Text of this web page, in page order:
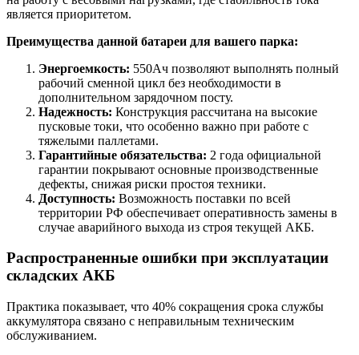
является приоритетом.
Преимущества данной батареи для вашего парка:
Энергоемкость: 550Ач позволяют выполнять полный
рабочий сменной цикл без необходимости в
дополнительном зарядочном посту.
Надежность: Конструкция рассчитана на высокие
пусковые токи, что особенно важно при работе с
тяжелыми паллетами.
Гарантийные обязательства: 2 года официальной
гарантии покрывают основные производственные
дефекты, снижая риски простоя техники.
Доступность: Возможность поставки по всей
территории РФ обеспечивает оперативность замены в
случае аварийного выхода из строя текущей АКБ.
Распространенные ошибки при эксплуатации
складских АКБ
Практика показывает, что 40% сокращения срока службы
аккумулятора связано с неправильным техническим
обслуживанием.